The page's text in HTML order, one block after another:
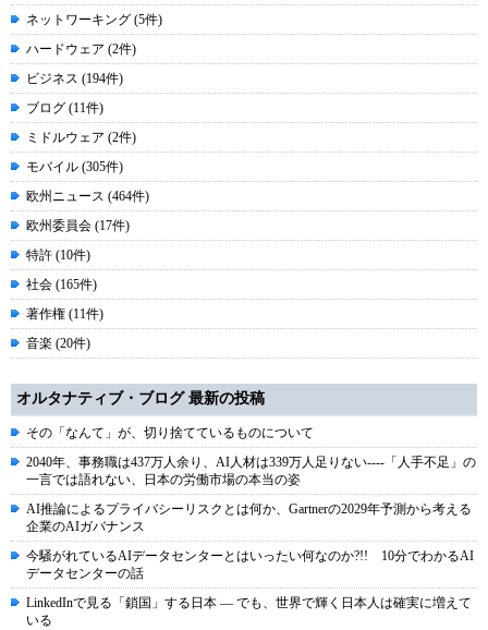
ネットワーキング (5件)
ハードウェア (2件)
ビジネス (194件)
ブログ (11件)
ミドルウェア (2件)
モバイル (305件)
欧州ニュース (464件)
欧州委員会 (17件)
特許 (10件)
社会 (165件)
著作権 (11件)
音楽 (20件)
オルタナティブ・ブログ 最新の投稿
その「なんて」が、切り捨てているものについて
2040年、事務職は437万人余り、AI人材は339万人足りない----「人手不足」の
一言では語れない、日本の労働市場の本当の姿
AI推論によるプライバシーリスクとは何か、Gartnerの2029年予測から考える
企業のAIガバナンス
今騒がれているAIデータセンターとはいったい何なのか?!! 10分でわかるAI
データセンターの話
LinkedInで見る「鎖国」する日本 ― でも、世界で輝く日本人は確実に増えて
いる